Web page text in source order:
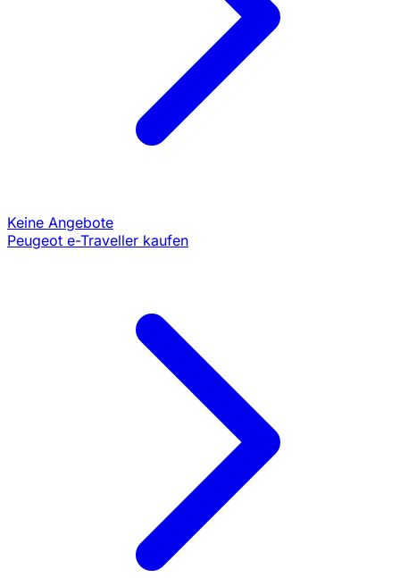
Keine Angebote
Peugeot e-Traveller kaufen